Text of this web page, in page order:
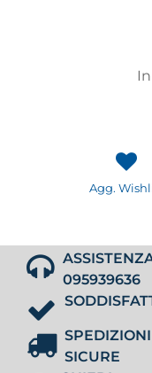
Agg.
095939636
SPEDIZIONI
SICURE